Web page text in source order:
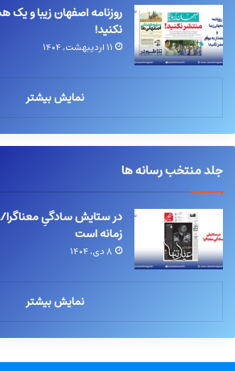
روزنامه اصفهان زیبا و
نکنید!
۱۱ اردیبهشت, ۱۴۰۴
نمایش بیشتر
جلد منتخب رسانه ها
در ستایش سادگیِ معناگرا/
زمانه است
۸ دی, ۱۴۰۴
نمایش بیشتر